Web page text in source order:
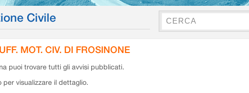
Civile
MOT. CIV. DI FROSINONE
puoi trovare tutti gli avvisi pubblicati.
per visualizzare il dettaglio.